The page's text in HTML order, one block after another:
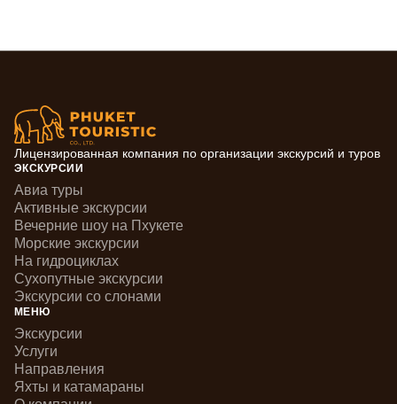
Лицензированная компания по организации экскурсий и туров
ЭКСКУРСИИ
Авиа туры
Активные экскурсии
Вечерние шоу на Пхукете
Морские экскурсии
На гидроциклах
Сухопутные экскурсии
Экскурсии со слонами
МЕНЮ
Экскурсии
Услуги
Направления
Яхты и катамараны